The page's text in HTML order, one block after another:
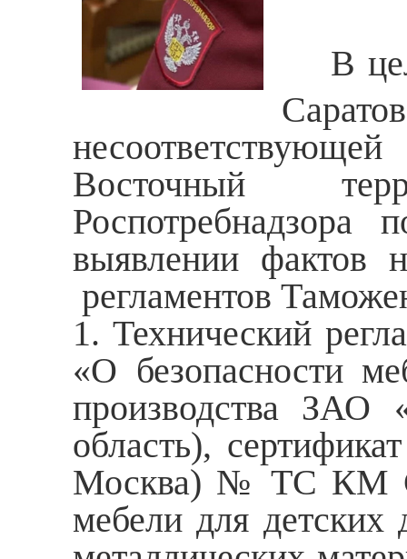
В
Восточный
Роспотребнадзора
выявлении фактов
регламентов
1. Технический
«О безопасности
производства ЗАО
область),
Москва) № ТС КМ
мебели для